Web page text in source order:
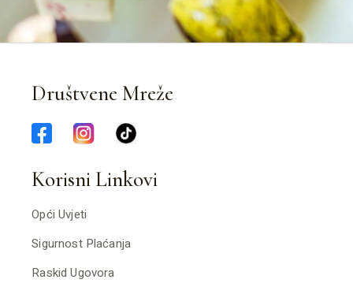
Društvene Mreže
Korisni Linkovi
Opći Uvjeti
Sigurnost Plaćanja
Raskid Ugovora